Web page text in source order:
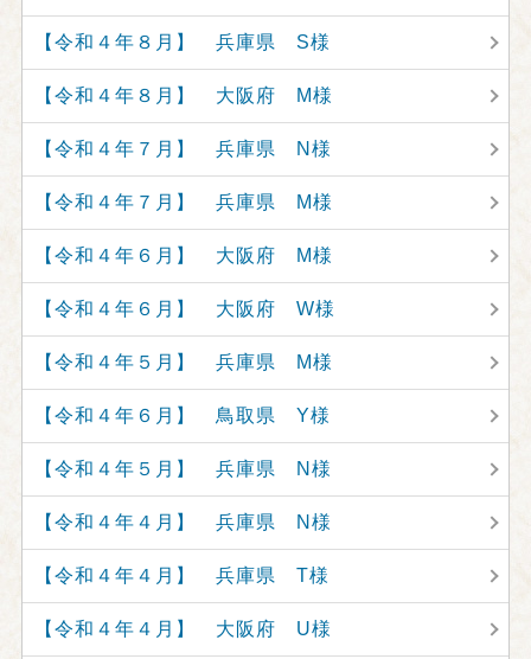
【令和４年８月】 兵庫県 S様
【令和４年８月】 大阪府 M様
【令和４年７月】 兵庫県 N様
【令和４年７月】 兵庫県 M様
【令和４年６月】 大阪府 M様
【令和４年６月】 大阪府 W様
【令和４年５月】 兵庫県 M様
【令和４年６月】 鳥取県 Y様
【令和４年５月】 兵庫県 N様
【令和４年４月】 兵庫県 N様
【令和４年４月】 兵庫県 T様
【令和４年４月】 大阪府 U様